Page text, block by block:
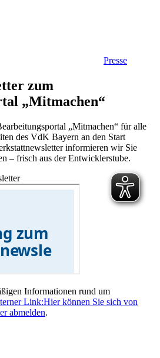
Presse
zum
„Mitmachen“
„Mitmachen“ für alle
des VdK Bayern an den Start
informieren wir Sie
– frisch aus der Entwicklerstube.
Informationen rund um
Link:Hier können Sie sich von
abmelden.